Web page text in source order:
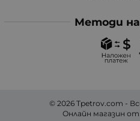
Методи
© 2026 Tpetrov.com -
Онлайн магазин от